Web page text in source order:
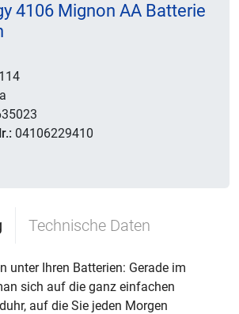
4106 Mignon AA Batterie
04106229410
Technische Daten
unter Ihren Batterien: Gerade im
sich auf die ganz einfachen
auf die Sie jeden Morgen